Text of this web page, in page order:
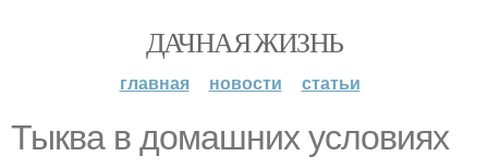
ДАЧНАЯ ЖИЗНЬ
главная новости статьи
Тыква в домашних условиях